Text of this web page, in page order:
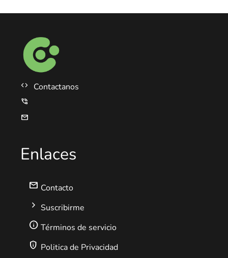
code Contactanos
phone_in_talk
mail
Enlaces
mail Contacto
chevron_right Suscribirme
info Términos de servicio
privacy_tip Politica de Privacidad